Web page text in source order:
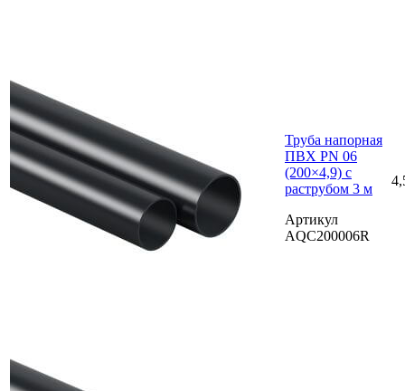
Труба напорная
ПВХ PN 06
(200×4,9) с
раструбом 3 м
Артикул
AQC200006R